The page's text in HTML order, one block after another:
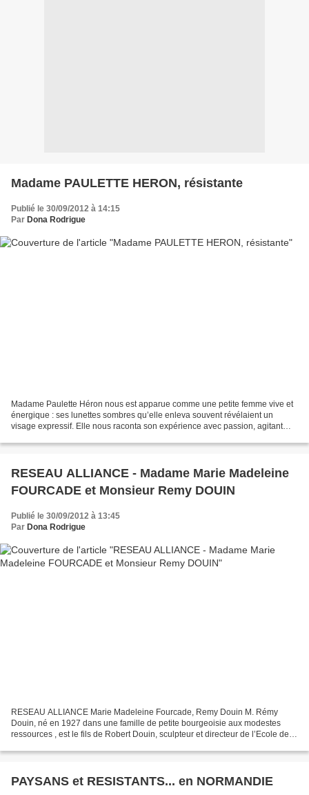
Madame PAULETTE HERON, résistante
Publié le 30/09/2012 à 14:15
Par Dona Rodrigue
Madame Paulette Héron nous est apparue comme une petite femme vive et
énergique : ses lunettes sombres qu’elle enleva souvent révélaient un
visage expressif. Elle nous raconta son expérience avec passion, agitant
RESEAU ALLIANCE - Madame Marie Madeleine
FOURCADE et Monsieur Remy DOUIN
Publié le 30/09/2012 à 13:45
Par Dona Rodrigue
RESEAU ALLIANCE Marie Madeleine Fourcade, Remy Douin M. Rémy
Douin, né en 1927 dans une famille de petite bourgeoisie aux modestes
ressources , est le fils de Robert Douin, sculpteur et directeur de l’Ecole des
PAYSANS et RESISTANTS... en NORMANDIE